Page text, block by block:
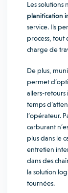
Les solutions
planification
service. Ils
process,
charge de
De plus,
permet
allers-retours
temps
l’opérateur.
carburant
plus dans le
entretien
dans des
la solution
tournées.